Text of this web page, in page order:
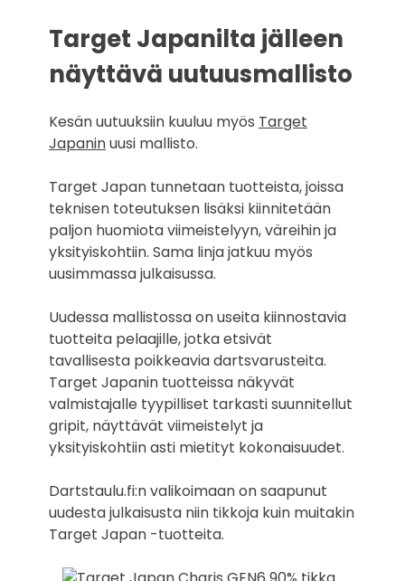
Target Japanilta jälleen
näyttävä uutuusmallisto
Kesän uutuuksiin kuuluu myös Target
Japaninuusi mallisto.
Target Japan tunnetaan tuotteista, joissa
teknisen toteutuksen lisäksi kiinnitetään
paljon huomiota viimeistelyyn, väreihin ja
yksityiskohtiin. Sama linja jatkuu myös
uusimmassa julkaisussa.
Uudessa mallistossa on useita kiinnostavia
tuotteita pelaajille, jotka etsivät
tavallisesta poikkeavia dartsvarusteita.
Target Japanin tuotteissa näkyvät
valmistajalle tyypilliset tarkasti suunnitellut
gripit, näyttävät viimeistelyt ja
yksityiskohtiin asti mietityt kokonaisuudet.
Dartstaulu.fi:n valikoimaan on saapunut
uudesta julkaisusta niin tikkoja kuin muitakin
Target Japan -tuotteita.